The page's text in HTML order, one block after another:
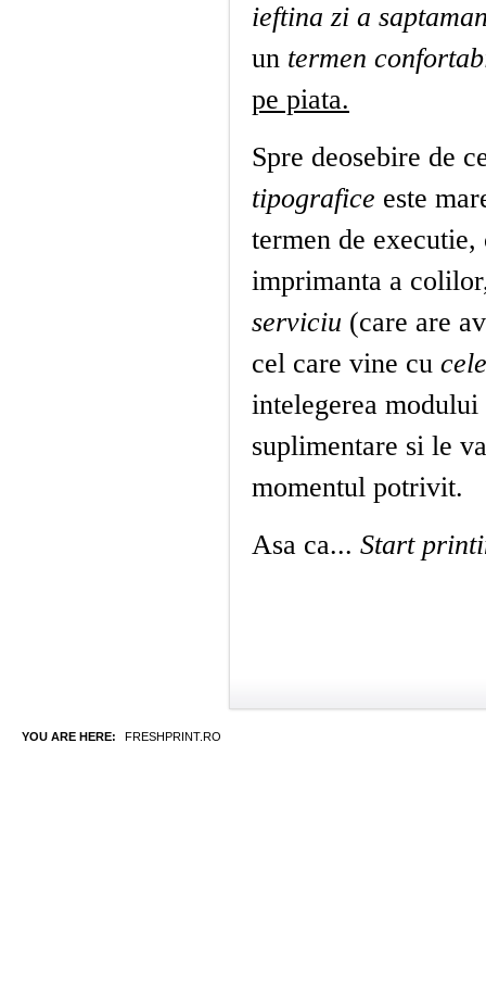
ieftina zi a
un termen
pe piata.
Spre deosebire de
tipografice este
termen de
imprimanta a
serviciu (care are
cel care vine cu
intelegerea
suplimentare si le
momentul potrivit.
Asa ca... Start
YOU ARE HERE: FRESHPRINT.RO